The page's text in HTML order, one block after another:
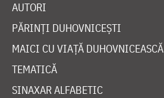
AUTORI
PĂRINȚI DUHOVNICEȘTI
MAICI CU VIAȚĂ DUHOVNICEASCĂ
TEMATICĂ
SINAXAR ALFABETIC